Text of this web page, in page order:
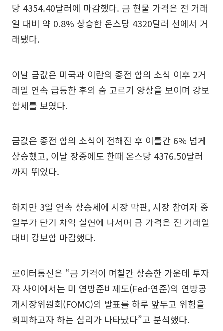
당 4354.40달러에 마감했다. 금 현물 가격은 전 거래
일 대비 약 0.8% 상승한 온스당 4320달러 선에서 거
래됐다.
이날 금값은 미국과 이란의 종전 합의 소식 이후 2거
래일 연속 급등한 후의 숨 고르기 양상을 보이며 강보
합세를 보였다.
금값은 종전 합의 소식이 전해진 후 이틀간 6% 넘게
상승했고, 이날 장중에도 한때 온스당 4376.50달러
까지 뛰었다.
하지만 3일 연속 상승세에 시장 막판, 시장 참여자 중
일부가 단기 차익 실현에 나서며 금 가격은 전 거래일
대비 강보합 마감했다.
로이터통신은 “금 가격이 며칠간 상승한 가운데 투자
자 사이에서는 미 연방준비제도(Fed·연준)의 연방공
개시장위원회(FOMC)의 발표를 하루 앞두고 위험을
회피하고자 하는 심리가 나타났다”고 분석했다.